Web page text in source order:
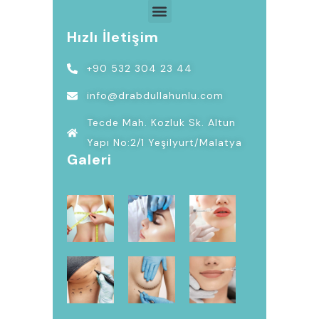
Hızlı İletişim
+90 532 304 23 44
info@drabdullahunlu.com
Tecde Mah. Kozluk Sk. Altun
Yapı No:2/1 Yeşilyurt/Malatya
Galeri